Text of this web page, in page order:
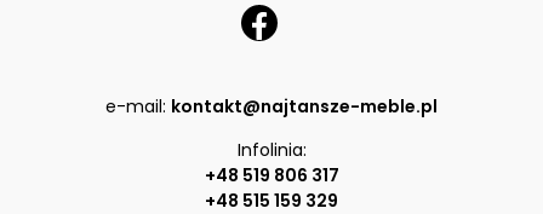
e-mail: kontakt@najtansze-meble.pl
Infolinia:
+48 519 806 317
+48 515 159 329